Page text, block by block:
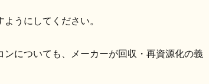
うにしてください。
についても、メーカーが回収・再資源化の義